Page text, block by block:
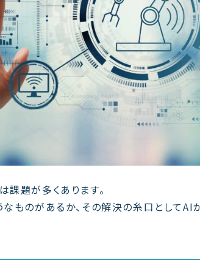
題が多くあります。
ものがあるか、その解決の糸口としてAI